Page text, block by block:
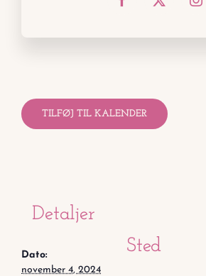
TILFØJ TIL KALENDER
Detaljer
Dato:
november 4, 2024
Sted